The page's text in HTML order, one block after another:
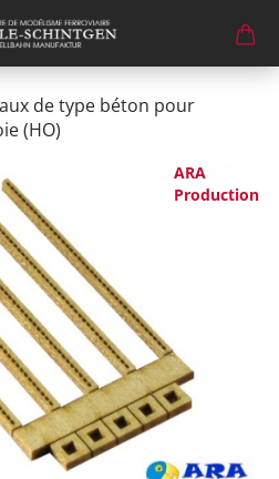
de type béton pour
(HO)
ARA
Production